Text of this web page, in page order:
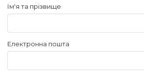
Ім'я та прізвище
Електронна пошта